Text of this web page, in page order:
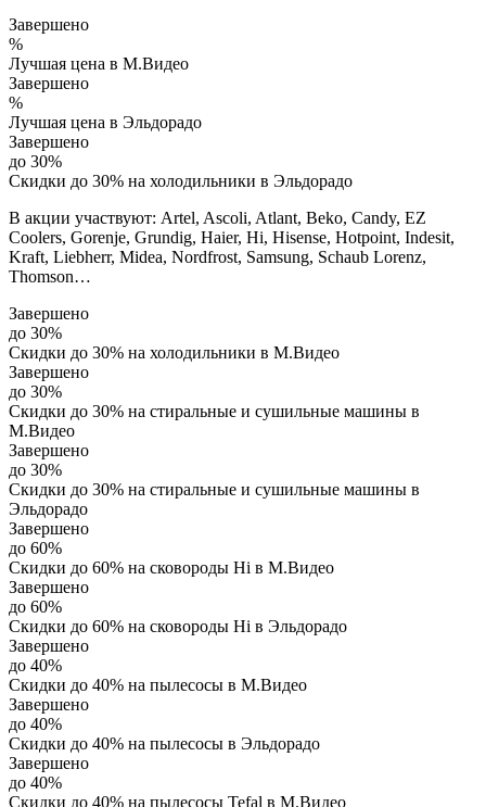
Завершено
%
Лучшая цена в М.Видео
Завершено
%
Лучшая цена в Эльдорадо
Завершено
до 30%
Скидки до 30% на холодильники в Эльдорадо
В акции участвуют: Artel, Ascoli, Atlant, Beko, Candy, EZ
Coolers, Gorenje, Grundig, Haier, Hi, Hisense, Hotpoint, Indesit,
Kraft, Liebherr, Midea, Nordfrost, Samsung, Schaub Lorenz,
Thomson…
Завершено
до 30%
Скидки до 30% на холодильники в М.Видео
Завершено
до 30%
Скидки до 30% на стиральные и сушильные машины в
М.Видео
Завершено
до 30%
Скидки до 30% на стиральные и сушильные машины в
Эльдорадо
Завершено
до 60%
Скидки до 60% на сковороды Hi в М.Видео
Завершено
до 60%
Скидки до 60% на сковороды Hi в Эльдорадо
Завершено
до 40%
Скидки до 40% на пылесосы в М.Видео
Завершено
до 40%
Скидки до 40% на пылесосы в Эльдорадо
Завершено
до 40%
Скидки до 40% на пылесосы Tefal в М.Видео